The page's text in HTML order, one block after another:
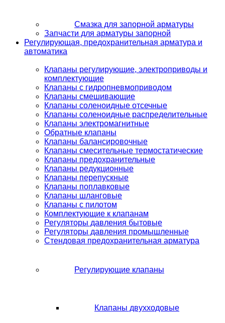
Смазка для запорной арматуры
Запчасти для арматуры запорной
Регулирующая, предохранительная арматура и
автоматика
Клапаны регулирующие, электроприводы и
комплектующие
Клапаны с гидропневмоприводом
Клапаны смешивающие
Клапаны соленоидные отсечные
Клапаны соленоидные распределительные
Клапаны электромагнитные
Обратные клапаны
Клапаны балансировочные
Клапаны смесительные термостатические
Клапаны предохранительные
Клапаны редукционные
Клапаны перепускные
Клапаны поплавковые
Клапаны шланговые
Клапаны с пилотом
Комплектующие к клапанам
Регуляторы давления бытовые
Регуляторы давления промышленные
Стендовая предохранительная арматура
Регулирующие клапаны
Клапаны двухходовые